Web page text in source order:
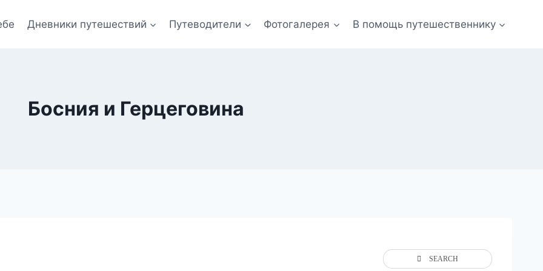
Дневники путешествий Путеводители Фотогалерея В помощь путешественнику
Босния и Герцеговина
SEARCH